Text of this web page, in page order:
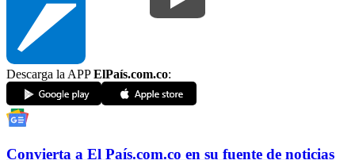
Descarga la APPElPaís.com.co:
Convierta a El País.com.co en su fuente de noticias